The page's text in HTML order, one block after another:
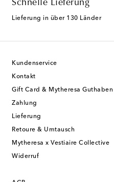
Schnelle Lieferung
Lieferung in über 130 Länder
Kundenservice
Kontakt
Gift Card & Mytheresa Guthaben
Zahlung
Lieferung
Retoure & Umtausch
Mytheresa x Vestiaire Collective
Widerruf